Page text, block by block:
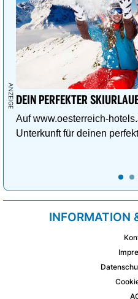
DEIN PERFEKTER
Auf www.oesterreich-
Unterkunft für deinen
INFORMATION